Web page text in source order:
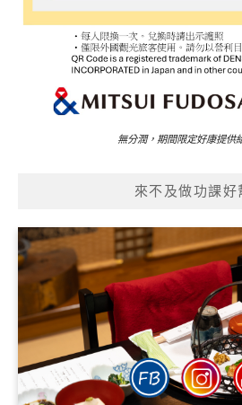
無分潤，期間限定好康提供
來不及做功課好